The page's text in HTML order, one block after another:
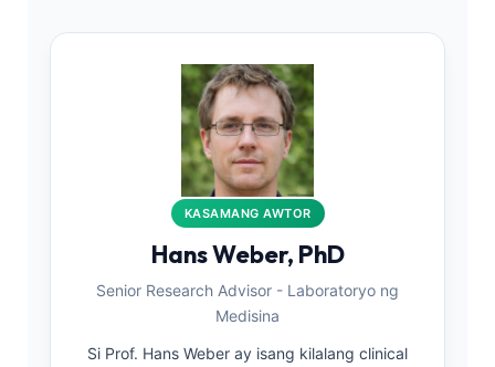
Board, tinitiyak niyang ang lahat ng nilalaman
ng urinalysis ay nakakatugon sa mahigpit na
klinikal na pamantayan.
KASAMANG AWTOR
Hans Weber, PhD
Senior Research Advisor - Laboratoryo ng
Medisina
Si Prof. Hans Weber ay isang kilalang clinical